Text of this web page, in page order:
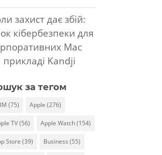
захист дає збій:
кібербезпеки для
Mac
прикладі Kandji
за тегом
(75) Apple (276)
TV(56) Apple Watch(154)
Store (39) Business (55)